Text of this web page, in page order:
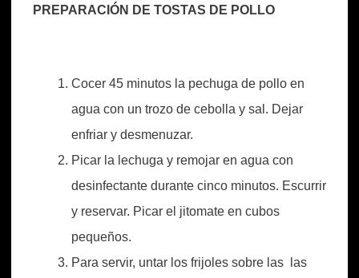
PREPARACIÓN DE TOSTAS DE POLLO
Cocer 45 minutos la pechuga de pollo en
agua con un trozo de cebolla y sal. Dejar
enfriar y desmenuzar.
Picar la lechuga y remojar en agua con
desinfectante durante cinco minutos. Escurrir
y reservar. Picar el jitomate en cubos
pequeños.
Para servir, untar los frijoles sobre las las